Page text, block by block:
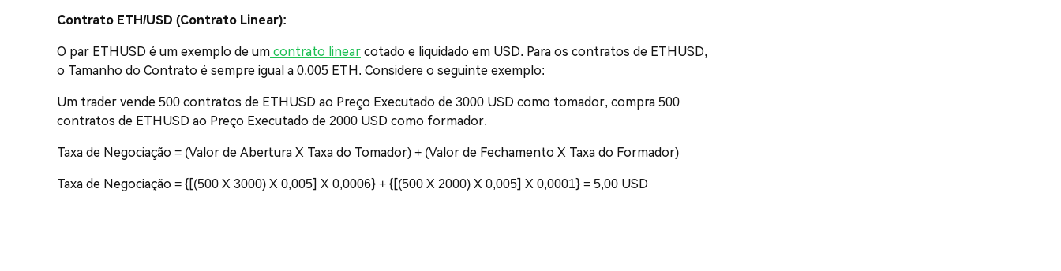
Contrato ETH/USD (Contrato Linear):
O par ETHUSD é um exemplo de um contrato linear cotado e liquidado em USD. Para os contratos de ETHUSD,
o Tamanho do Contrato é sempre igual a 0,005 ETH. Considere o seguinte exemplo:
Um trader vende 500 contratos de ETHUSD ao Preço Executado de 3000 USD como tomador, compra 500
contratos de ETHUSD ao Preço Executado de 2000 USD como formador.
Taxa de Negociação = (Valor de Abertura X Taxa do Tomador) + (Valor de Fechamento X Taxa do Formador)
Taxa de Negociação = {[(500 X 3000) X 0,005] X 0,0006} + {[(500 X 2000) X 0,005] X 0,0001} = 5,00 USD